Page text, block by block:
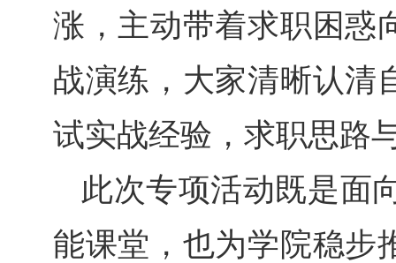
涨，主动带着求职困惑
战演练，大家清晰认清
试实战经验，求职思路
此次专项活动既是面
能课堂，也为学院稳步